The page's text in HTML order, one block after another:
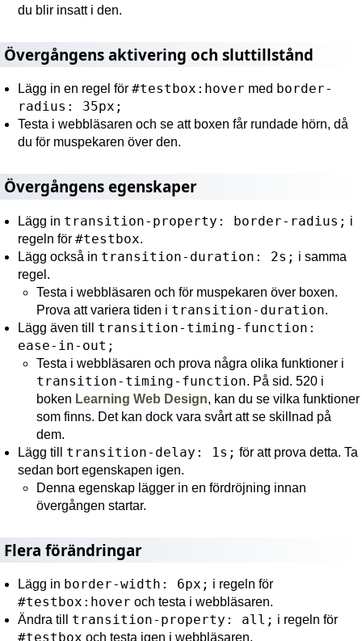
du blir insatt i den.
Övergångens aktivering och sluttillstånd
Lägg in en regel för#testbox:hover med border-
radius: 35px;
Testa i webbläsaren och se att boxen får rundade hörn, då
du för muspekaren över den.
Övergångens egenskaper
Lägg in transition-property: border-radius; i
regeln för#testbox.
Lägg också in transition-duration: 2s; i samma
regel.
Testa i webbläsaren och för muspekaren över boxen.
Prova att variera tiden i transition-duration.
Lägg även till transition-timing-function:
ease-in-out;
Testa i webbläsaren och prova några olika funktioner i
transition-timing-function. På sid. 520 i
boken Learning Web Design, kan du se vilka funktioner
som finns. Det kan dock vara svårt att se skillnad på
dem.
Lägg till transition-delay: 1s; för att prova detta. Ta
sedan bort egenskapen igen.
Denna egenskap lägger in en fördröjning innan
övergången startar.
Flera förändringar
Lägg in border-width: 6px; i regeln för
#testbox:hover och testa i webbläsaren.
Ändra till transition-property: all; i regeln för
#testbox och testa igen i webbläsaren.